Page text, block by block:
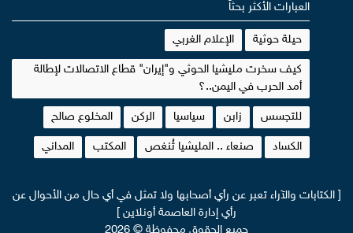
العبارات الأكثر بحثاً
حيلة حوثية الإعلام الغربي
كيف سخرت مليشيا الحوثي و"إيران" قطاع الاتصالات لإطالة
أمد الحرب في اليمن..؟
للتجسس زابن سياسيا الركن المخلوع صالح
الكساد صنعاء .. المليشيا تُنغص المكتب المداني
[ الكتابات والآراء تعبر عن رأي أصحابها ولا تمثل في أي حال من الأحوال عن
رأي إدارة العاصمة أونلاين ]
جميع الحقوق محفوظة © 2026